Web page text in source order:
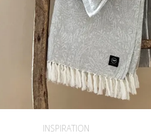
INSPIRATION